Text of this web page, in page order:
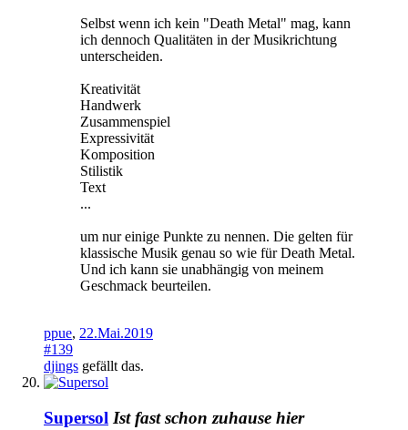
Selbst wenn ich kein "Death Metal" mag, kann
ich dennoch Qualitäten in der Musikrichtung
unterscheiden.
Kreativität
Handwerk
Zusammenspiel
Expressivität
Komposition
Stilistik
Text
...
um nur einige Punkte zu nennen. Die gelten für
klassische Musik genau so wie für Death Metal.
Und ich kann sie unabhängig von meinem
Geschmack beurteilen.
ppue, 22.Mai.2019
#139
djings gefällt das.
Supersol Ist fast schon zuhause hier